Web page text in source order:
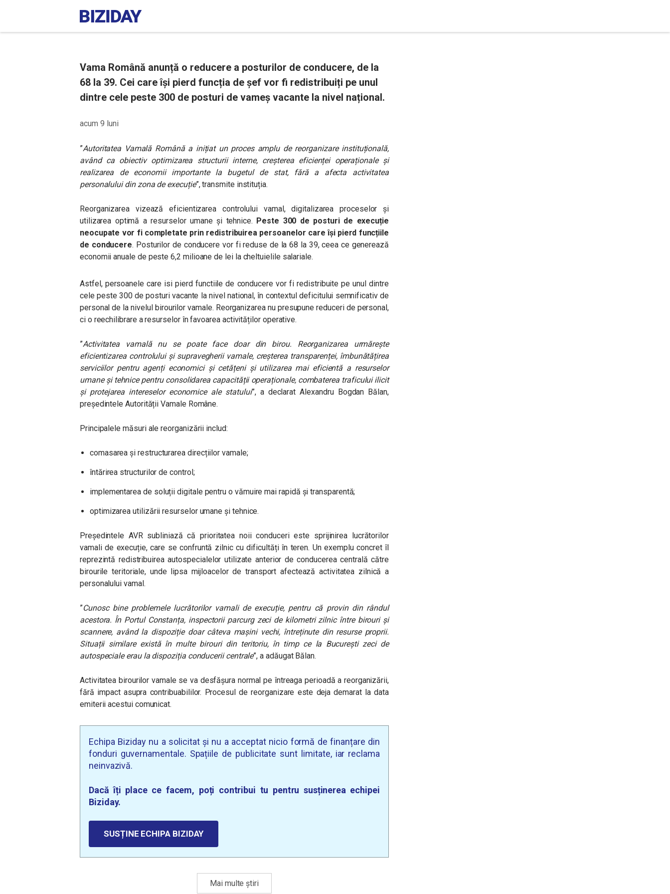
Vama Română anunță o reducere a posturilor de conducere, de la
68 la 39. Cei care își pierd funcția de șef vor fi redistribuiți pe unul
dintre cele peste 300 de posturi de vameș vacante la nivel național.
acum 9 luni
”Autoritatea Vamală Română a inițiat un proces amplu de reorganizare instituțională,
având ca obiectiv optimizarea structurii interne, creșterea eficienței operaționale și
realizarea de economii importante la bugetul de stat, fără a afecta activitatea
personalului din zona de execuție”, transmite instituția.
Reorganizarea vizează eficientizarea controlului vamal, digitalizarea proceselor și
utilizarea optimă a resurselor umane și tehnice. Peste 300 de posturi de execuție
neocupate vor fi completate prin redistribuirea persoanelor care își pierd funcțiile
de conducere. Posturilor de conducere vor fi reduse de la 68 la 39, ceea ce generează
economii anuale de peste 6,2 milioane de lei la cheltuielile salariale.
Astfel, persoanele care isi pierd functiile de conducere vor fi redistribuite pe unul dintre
cele peste 300 de posturi vacante la nivel national, în contextul deficitului semnificativ de
personal de la nivelul birourilor vamale. Reorganizarea nu presupune reduceri de personal,
ci o reechilibrare a resurselor în favoarea activităților operative.
”Activitatea vamală nu se poate face doar din birou. Reorganizarea urmărește
eficientizarea controlului și supravegherii vamale, creșterea transparenței, îmbunătățirea
serviciilor pentru agenți economici și cetățeni și utilizarea mai eficientă a resurselor
umane și tehnice pentru consolidarea capacității operaționale, combaterea traficului ilicit
și protejarea intereselor economice ale statului”, a declarat Alexandru Bogdan Bălan,
președintele Autorității Vamale Române.
Principalele măsuri ale reorganizării includ:
comasarea și restructurarea direcțiilor vamale;
întărirea structurilor de control;
implementarea de soluții digitale pentru o vămuire mai rapidă și transparentă;
optimizarea utilizării resurselor umane și tehnice.
Președintele AVR subliniază că prioritatea noii conduceri este sprijinirea lucrătorilor
vamali de execuție, care se confruntă zilnic cu dificultăți în teren. Un exemplu concret îl
reprezintă redistribuirea autospecialelor utilizate anterior de conducerea centrală către
birourile teritoriale, unde lipsa mijloacelor de transport afectează activitatea zilnică a
personalului vamal.
”Cunosc bine problemele lucrătorilor vamali de execuție, pentru că provin din rândul
acestora. În Portul Constanța, inspectorii parcurg zeci de kilometri zilnic între birouri și
scannere, având la dispoziție doar câteva mașini vechi, întreținute din resurse proprii.
Situații similare există în multe birouri din teritoriu, în timp ce la București zeci de
autospeciale erau la dispoziția conducerii centrale”, a adăugat Bălan.
Activitatea birourilor vamale se va desfășura normal pe întreaga perioadă a reorganizării,
fără impact asupra contribuabililor. Procesul de reorganizare este deja demarat la data
emiterii acestui comunicat.
Echipa Biziday nu a solicitat și nu a acceptat nicio formă de finanțare din
fonduri guvernamentale. Spațiile de publicitate sunt limitate, iar reclama
neinvazivă.
Dacă îți place ce facem, poți contribui tu pentru susținerea echipei
Biziday.
SUSȚINE ECHIPA BIZIDAY
Mai multe știri